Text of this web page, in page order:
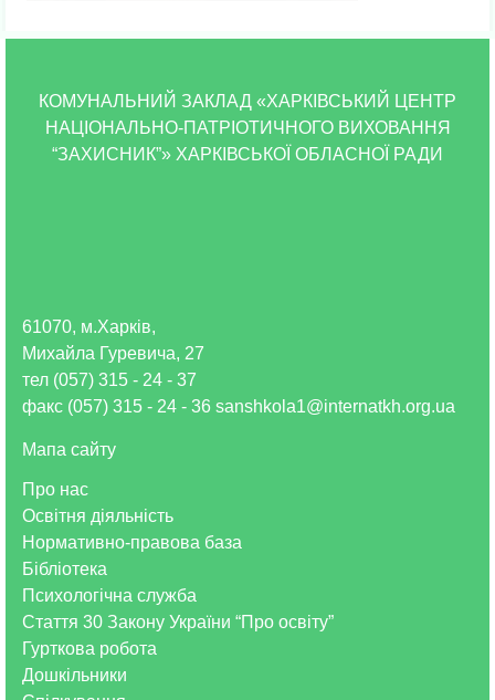
КОМУНАЛЬНИЙ ЗАКЛАД «ХАРКІВСЬКИЙ ЦЕНТР
НАЦІОНАЛЬНО-ПАТРІОТИЧНОГО ВИХОВАННЯ
“ЗАХИСНИК”» ХАРКІВСЬКОЇ ОБЛАСНОЇ РАДИ
Про нас
Освітня діяльність
Нормативно-правова база
Бібліотека
Психологічна служба
Стаття 30 Закону України “Про освіту”
Гурткова робота
Дошкільники
61070, м.Харків,
Михайла Гуревича, 27
тел (057) 315 - 24 - 37
факс (057) 315 - 24 - 36 sanshkola1@internatkh.org.ua
Мапа сайту